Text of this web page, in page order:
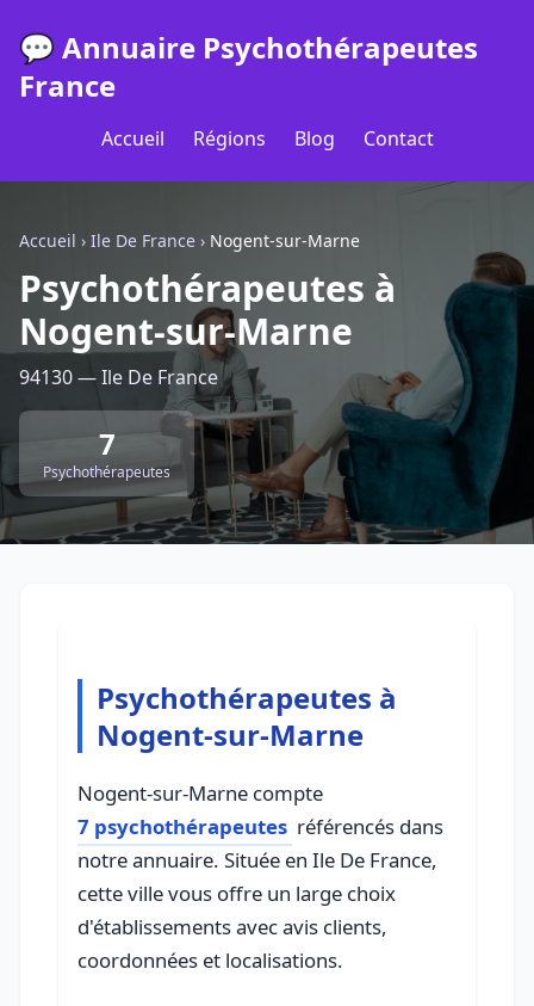
💬 Annuaire Psychothérapeutes
France
Accueil Régions Blog Contact
Accueil › Ile De France › Nogent-sur-Marne
Psychothérapeutes à
Nogent-sur-Marne
94130 — Ile De France
7
Psychothérapeutes
Psychothérapeutes à
Nogent-sur-Marne
Nogent-sur-Marne compte
7 psychothérapeutes référencés dans
notre annuaire. Située en Ile De France,
cette ville vous offre un large choix
d'établissements avec avis clients,
coordonnées et localisations.